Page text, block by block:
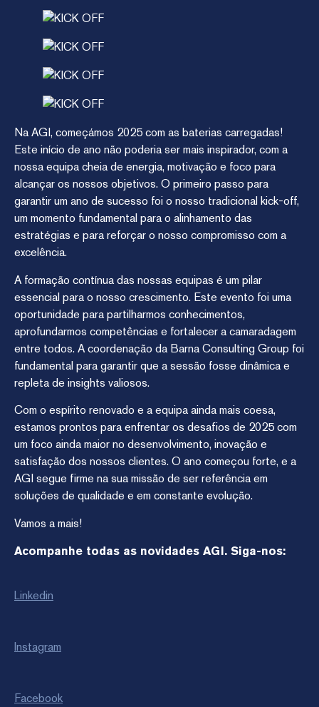
Na AGI, começámos 2025 com as baterias carregadas!
Este início de ano não poderia ser mais inspirador, com a
nossa equipa cheia de energia, motivação e foco para
alcançar os nossos objetivos. O primeiro passo para
garantir um ano de sucesso foi o nosso tradicional kick-off,
um momento fundamental para o alinhamento das
estratégias e para reforçar o nosso compromisso com a
excelência.
A formação contínua das nossas equipas é um pilar
essencial para o nosso crescimento. Este evento foi uma
oportunidade para partilharmos conhecimentos,
aprofundarmos competências e fortalecer a camaradagem
entre todos. A coordenação da Barna Consulting Group foi
fundamental para garantir que a sessão fosse dinâmica e
repleta de insights valiosos.
Com o espírito renovado e a equipa ainda mais coesa,
estamos prontos para enfrentar os desafios de 2025 com
um foco ainda maior no desenvolvimento, inovação e
satisfação dos nossos clientes. O ano começou forte, e a
AGI segue firme na sua missão de ser referência em
soluções de qualidade e em constante evolução.
Vamos a mais!
Acompanhe todas as novidades AGI. Siga-nos:
Linkedin
Instagram
Facebook